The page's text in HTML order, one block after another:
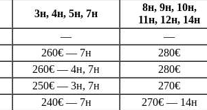
3н, 4н, 5н, 7н
8н, 9н, 10н,
11н, 12н, 14н
—
—
260€ — 7н
280€
260€ — 4н, 7н
280€
250€ — 3н, 7н
270€
240€ — 7н
270€ — 14н